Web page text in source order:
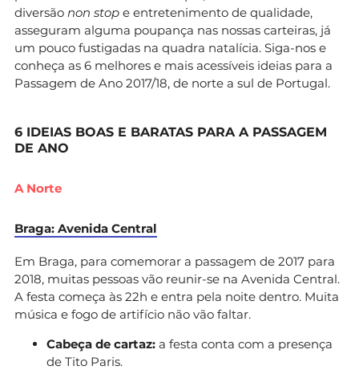
diversão non stop e entretenimento de qualidade,
asseguram alguma poupança nas nossas carteiras, já
um pouco fustigadas na quadra natalícia. Siga-nos e
conheça as 6 melhores e mais acessíveis ideias para a
Passagem de Ano 2017/18, de norte a sul de Portugal.
6 IDEIAS BOAS E BARATAS PARA A PASSAGEM
DE ANO
A Norte
Braga: Avenida Central
Em Braga, para comemorar a passagem de 2017 para
2018, muitas pessoas vão reunir-se na Avenida Central.
A festa começa às 22h e entra pela noite dentro. Muita
música e fogo de artifício não vão faltar.
Cabeça de cartaz: a festa conta com a presença
de Tito Paris.